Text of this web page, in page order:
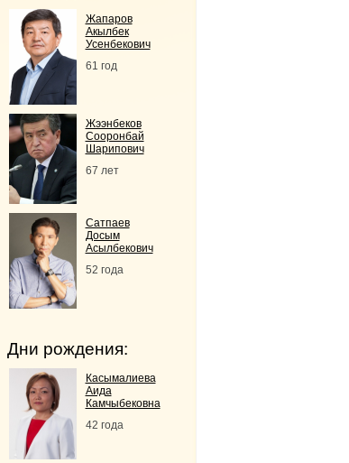
Жапаров
Акылбек
Усенбекович
61 год
Жээнбеков
Сооронбай
Шарипович
67 лет
Сатпаев
Досым
Асылбекович
52 года
Дни рождения:
Касымалиева
Аида
Камчыбековна
42 года